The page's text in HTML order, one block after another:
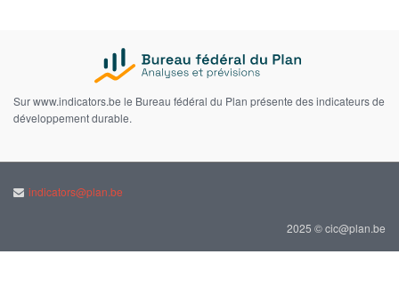
Sur www.indicators.be le Bureau fédéral du Plan présente des indicateurs de
développement durable.
indicators@plan.be
2025 © cic@plan.be